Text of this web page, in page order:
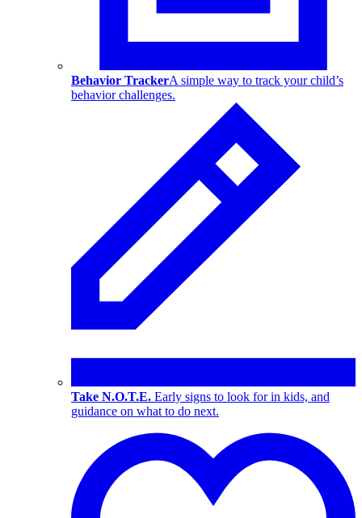
Behavior TrackerA simple way to track your child’s
behavior challenges.
Take N.O.T.E. Early signs to look for in kids, and
guidance on what to do next.